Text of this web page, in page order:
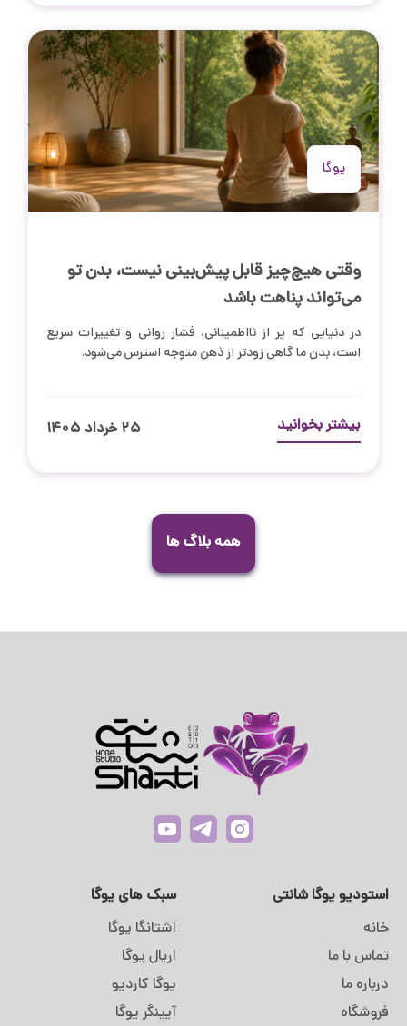
یوگا
وقتی هیچ‌چیز قابل پیش‌بینی نیست، بدن تو
می‌تواند پناهت باشد
در دنیایی که پر از نااطمینانی، فشار روانی و تغییرات سریع
است، بدن ما گاهی زودتر از ذهن متوجه استرس می‌شود.
بیشتر بخوانید ۲۵ خرداد ۱۴۰۵
همه بلاگ ها
استودیو یوگا شانتی
خانه
تماس با ما
درباره ما
فروشگاه
سبک های یوگا
آشتانگا یوگا
اریال یوگا
یوگا کاردیو
آیینگر یوگا